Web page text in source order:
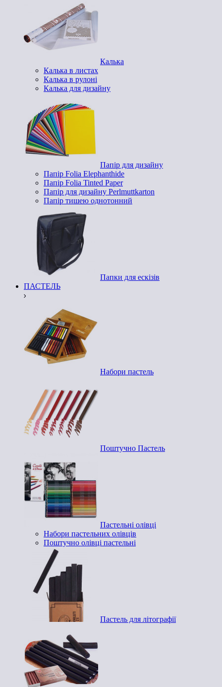
Калька
Калька в листах
Калька в рулоні
Калька для дизайну
Папір для дизайну
Папір Folia Elephanthide
Папір Folia Tinted Paper
Папір для дизайну Perlmuttkarton
Папір тишею однотонний
Папки для ескізів
ПАСТЕЛЬ
Набори пастель
Поштучно Пастель
Пастельні олівці
Набори пастельних олівців
Поштучно олівці пастельні
Пастель для літографії